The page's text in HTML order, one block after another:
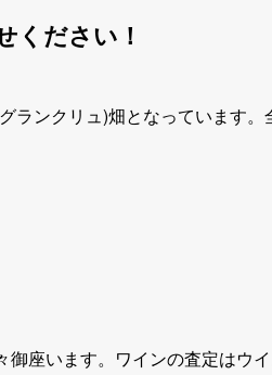
ください！
ランクリュ)畑となっています。
座います。ワインの査定はウ